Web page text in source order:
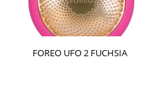
FOREO UFO 2 FUCHSIA